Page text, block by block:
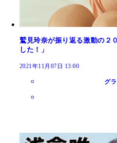
鷲見玲奈が振り返る激動の２
した！」
2021年11月07日 13:00
グ